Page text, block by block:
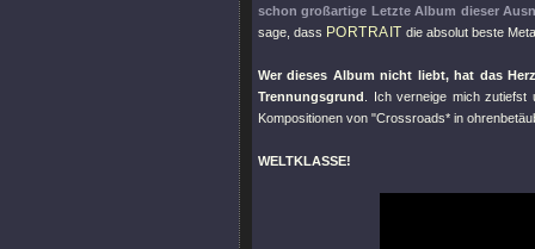
schon großartige Letzte Album dieser
sage, dass PORTRAIT die absolut beste
Wer dieses Album nicht liebt, hat das
Trennungsgrund . Ich verneige mich
Kompositionen von "Crossroads* in
WELTKLASSE!